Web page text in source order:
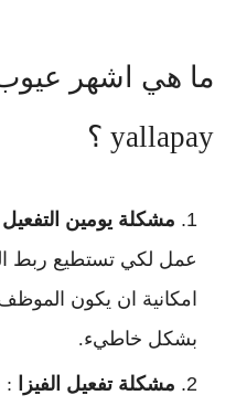
ما هي اشهر عيوب
yallapay ؟
مشكلة يومين التفعيل
عمل لكي تستطيع ربط
امكانية ان يكون
بشكل خاطيء.
مشكلة تفعيل الفيزا :